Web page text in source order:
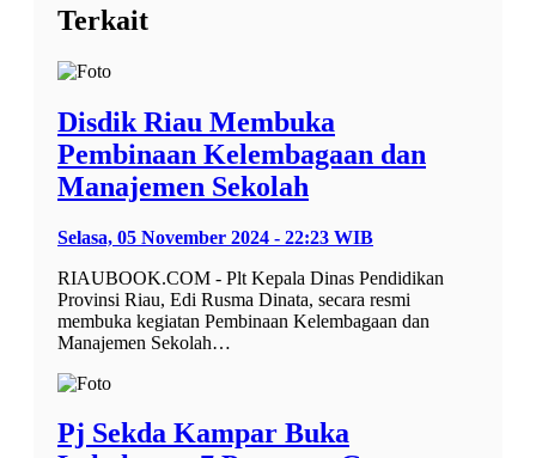
Terkait
Disdik Riau Membuka
Pembinaan Kelembagaan dan
Manajemen Sekolah
Selasa, 05 November 2024 - 22:23 WIB
RIAUBOOK.COM - Plt Kepala Dinas Pendidikan
Provinsi Riau, Edi Rusma Dinata, secara resmi
membuka kegiatan Pembinaan Kelembagaan dan
Manajemen Sekolah…
Pj Sekda Kampar Buka